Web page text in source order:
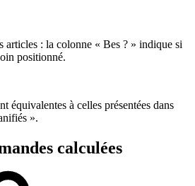
articles : la colonne « Bes ? » indique si
positionné.
équivalentes à celles présentées dans
».
calculées